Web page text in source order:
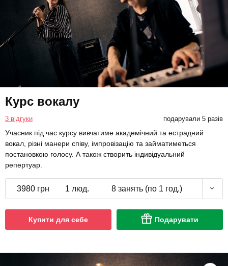
Курс вокалу
3 відгуки подарували 5 разів
Учасник під час курсу вивчатиме академічний та естрадний
вокал, різні манери співу, імпровізацію та займатиметься
постановкою голосу. А також створить індивідуальний
репертуар.
3980 грн 1 люд. 8 занять (по 1 год.)
Купити для себе Подарувати